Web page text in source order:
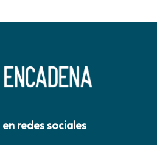
redes sociales